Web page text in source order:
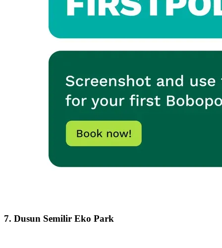
7. Dusun Semilir Eko Park